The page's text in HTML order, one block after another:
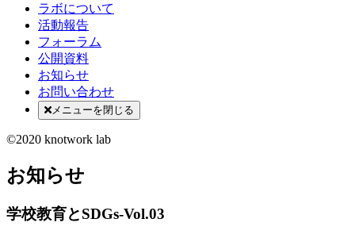
ラボについて
活動報告
フォーラム
公開資料
お知らせ
お問い合わせ
メニューを閉じる
©2020 knotwork lab
お知らせ
学校教育とSDGs-Vol.03